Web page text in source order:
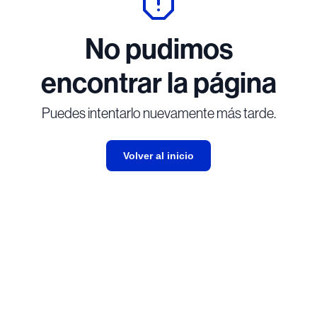
No pudimos
encontrar la página
Puedes intentarlo nuevamente más tarde.
Volver al inicio